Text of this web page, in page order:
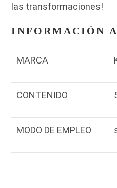
las transformaciones!
INFORMACIÓN
MARCA
CONTENIDO
MODO DE EMPLEO